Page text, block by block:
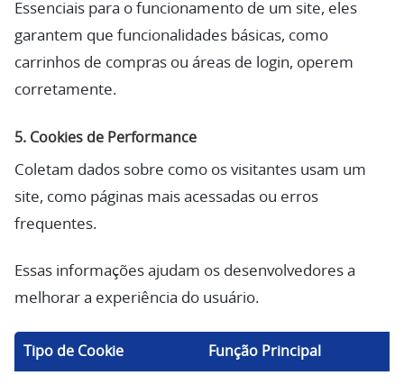
Essenciais para o funcionamento de um site, eles
garantem que funcionalidades básicas, como
carrinhos de compras ou áreas de login, operem
corretamente.
5. Cookies de Performance
Coletam dados sobre como os visitantes usam um
site, como páginas mais acessadas ou erros
frequentes.
Essas informações ajudam os desenvolvedores a
melhorar a experiência do usuário.
Tipo de Cookie Função Principal